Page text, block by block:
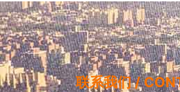
联系我们 /